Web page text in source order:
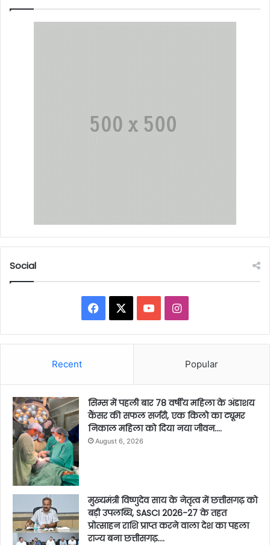
Social
Facebook YouTubeInstagram
Recent Popular
सिम्स में पहली बार 78 वर्षीय महिला के अंडाशय
कैंसर की सफल सर्जरी, एक किलो का ट्यूमर
निकाल महिला को दिया नया जीवन….
August 6, 2026
मुख्यमंत्री विष्णुदेव साय के नेतृत्व में छत्तीसगढ़ को
बड़ी उपलब्धि, SASCI 2026-27 के तहत
प्रोत्साहन राशि प्राप्त करने वाला देश का पहला
राज्य बना छत्तीसगढ़….